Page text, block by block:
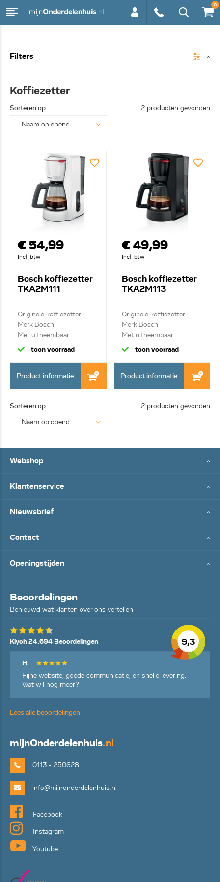
0
Filters
Koffiezetter
Sorteren op 2 producten gevonden
€ 54,99
Incl. btw
Bosch koffiezetter
TKA2M111
Originele koffiezetter
Merk Bosch-
Met uitneembaar
waterre...
toon voorraad
Product informatie
€ 49,99
Incl. btw
Bosch koffiezetter
TKA2M113
Originele koffiezetter
Merk Bosch
Met uitneembaar
waterres...
toon voorraad
Product informatie
Sorteren op 2 producten gevonden
Webshop
Klantenservice
Nieuwsbrief
Contact
Openingstijden
Beoordelingen
Benieuwd wat klanten over ons vertellen
9,3
Kiyoh 24.694 Beoordelingen
H.
Fijne website, goede communicatie, en snelle levering.
Wat wil nog meer?
Lees alle beoordelingen
mijnOnderdelenhuis.nl
0113 - 250628
info@mijnonderdelenhuis.nl
Facebook
Instagram
Youtube